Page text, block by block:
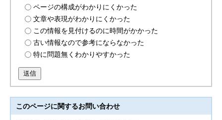
ページの構成がわかりにくかった
文章や表現がわかりにくかった
この情報を見付けるのに時間がかかった
古い情報なので参考にならなかった
特に問題無くわかりやすかった
送信
このページに関するお問い合わせ